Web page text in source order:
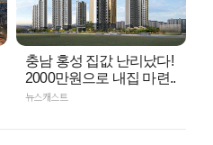
충남 홍성 집값 난리났다!
2000만원으로 내집 마련..
뉴스캐스트